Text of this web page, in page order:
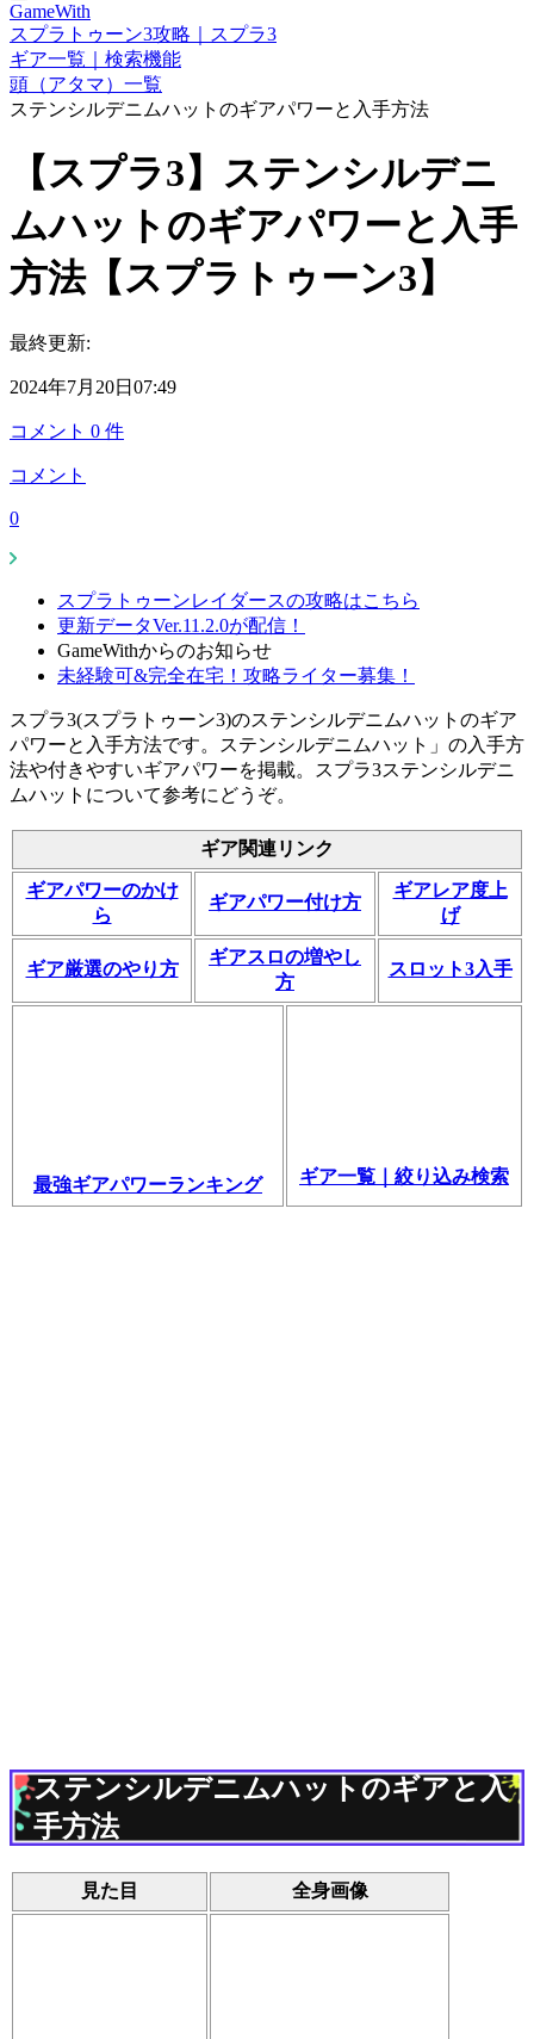
GameWith
スプラトゥーン3攻略｜スプラ3
ギア一覧｜検索機能
頭（アタマ）一覧
ステンシルデニムハットのギアパワーと入手方法
【スプラ3】ステンシルデニ
ムハットのギアパワーと入手
方法【スプラトゥーン3】
最終更新:
2024年7月20日07:49
コメント 0 件
コメント
0
スプラトゥーンレイダースの攻略はこちら
更新データVer.11.2.0が配信！
GameWithからのお知らせ
未経験可&完全在宅！攻略ライター募集！
スプラ3(スプラトゥーン3)のステンシルデニムハットのギア
パワーと入手方法です。ステンシルデニムハット」の入手方
法や付きやすいギアパワーを掲載。スプラ3ステンシルデニ
ムハットについて参考にどうぞ。
ギア関連リンク
ギアパワーのかけ
ら
ギアパワー付け方
ギアレア度上
げ
ギア厳選のやり方
ギアスロの増やし
方
スロット3入手
最強ギアパワーランキング ギア一覧｜絞り込み検索
ステンシルデニムハットのギアと入
手方法
見た目 全身画像